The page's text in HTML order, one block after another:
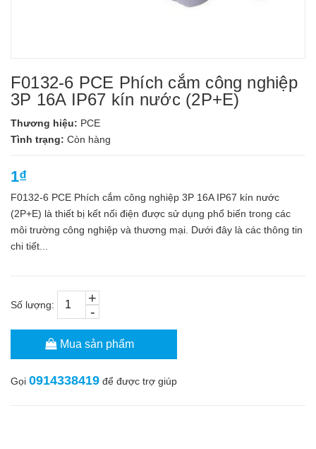
F0132-6 PCE Phích cắm công nghiệp
3P 16A IP67 kín nước (2P+E)
Thương hiệu: PCE
Tình trạng: Còn hàng
1₫
F0132-6 PCE Phích cắm công nghiệp 3P 16A IP67 kín nước
(2P+E) là thiết bị kết nối điện được sử dụng phổ biến trong các
môi trường công nghiệp và thương mại. Dưới đây là các thông tin
chi tiết...
Số lượng: -
+
Mua sản phẩm
Gọi 0914338419 để được trợ giúp